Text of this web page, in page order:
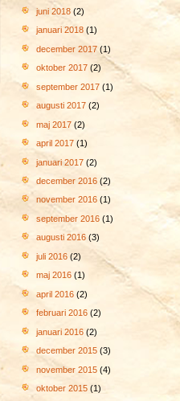
juni 2018 (2)
januari 2018 (1)
december 2017 (1)
oktober 2017 (2)
september 2017 (1)
augusti 2017 (2)
maj 2017 (2)
april 2017 (1)
januari 2017 (2)
december 2016 (2)
november 2016 (1)
september 2016 (1)
augusti 2016 (3)
juli 2016 (2)
maj 2016 (1)
april 2016 (2)
februari 2016 (2)
januari 2016 (2)
december 2015 (3)
november 2015 (4)
oktober 2015 (1)